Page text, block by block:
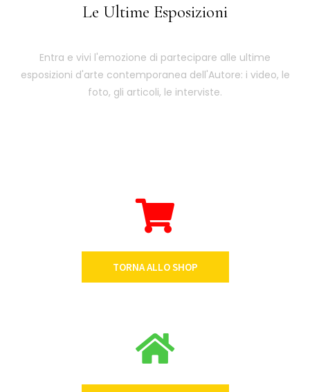
Le Ultime Esposizioni
Entra e vivi l'emozione di partecipare alle ultime
esposizioni d'arte contemporanea dell'Autore: i video, le
foto, gli articoli, le interviste.
TORNA ALLO SHOP